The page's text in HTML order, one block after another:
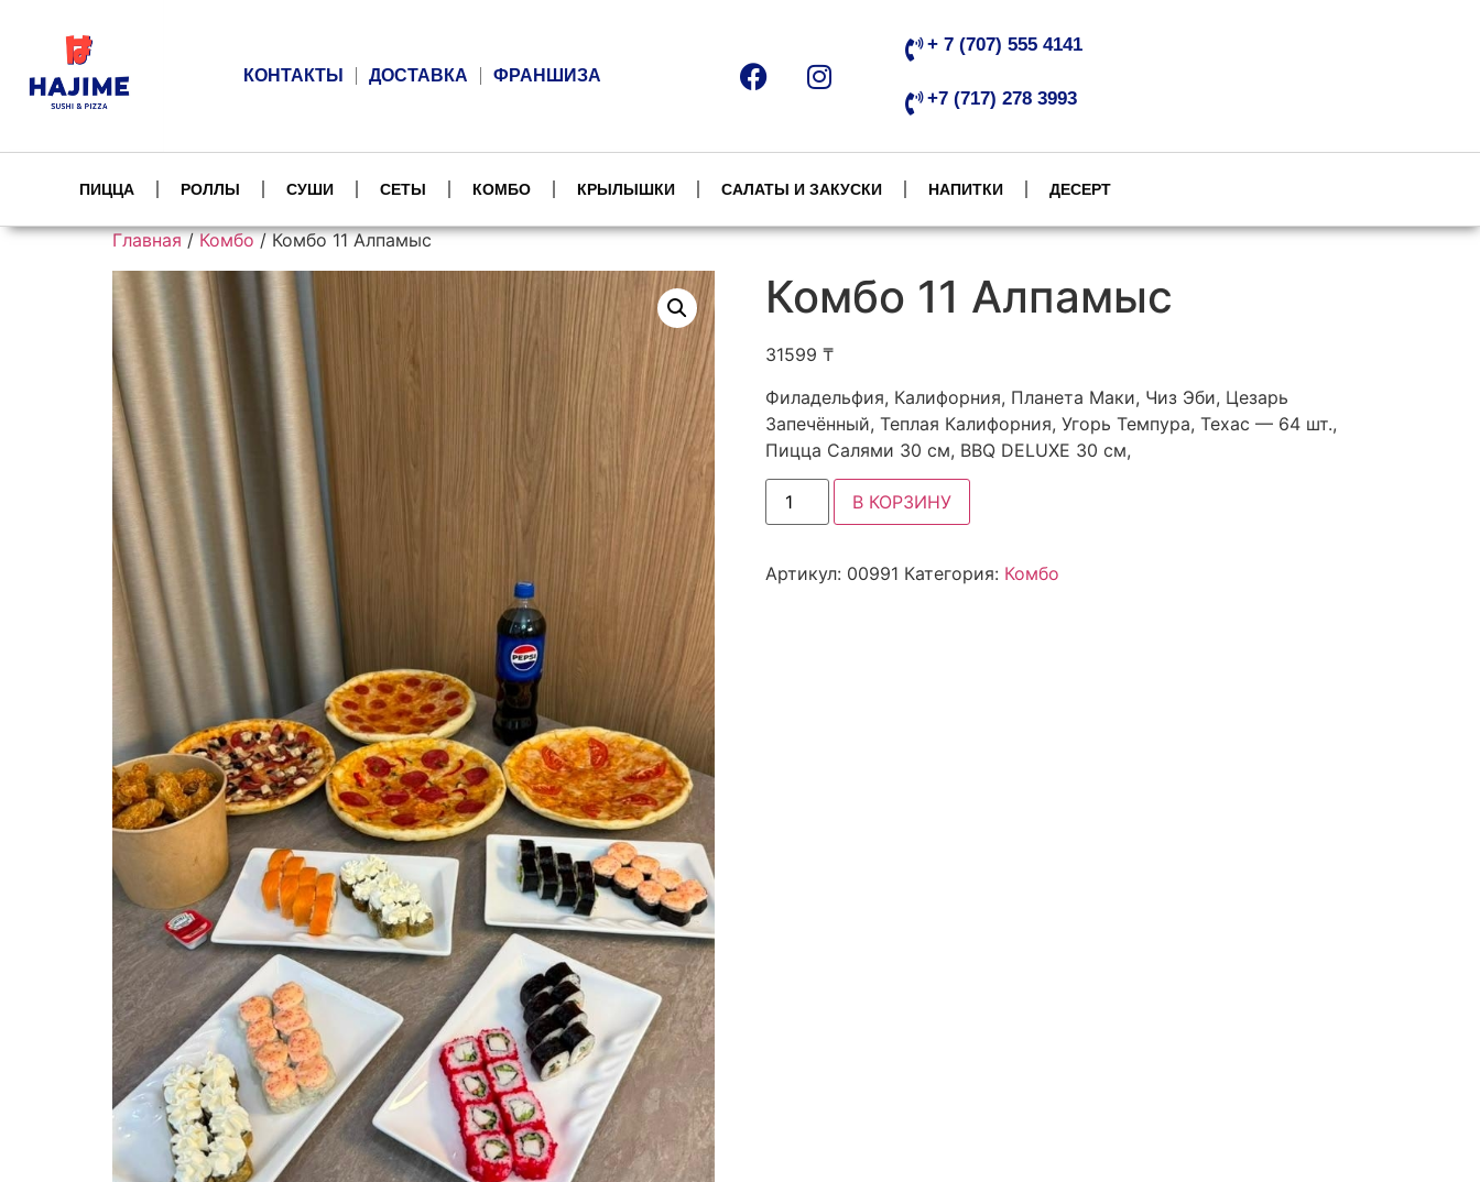
КОНТАКТЫ ДОСТАВКА ФРАНШИЗА
+ 7 (707) 555 4141
+7 (717) 278 3993
ПИЦЦА РОЛЛЫ СУШИ СЕТЫ КОМБО КРЫЛЫШКИ САЛАТЫ И ЗАКУСКИ НАПИТКИ ДЕСЕРТ
Главная/Комбо/ Комбо 11 Алпамыс
Комбо 11 Алпамыс
31599 ₸
Филадельфия, Калифорния, Планета Маки, Чиз Эби, Цезарь
Запечённый, Теплая Калифорния, Угорь Темпура, Техас — 64 шт.,
Пицца Салями 30 см, BBQ DELUXE 30 см,
В КОРЗИНУ
Артикул: 00991 Категория: Комбо